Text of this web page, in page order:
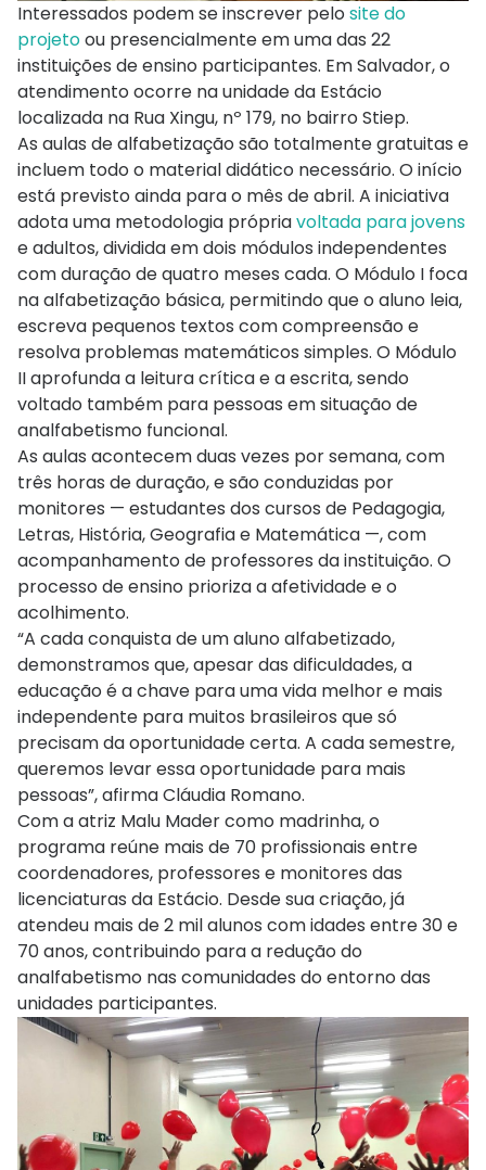
Interessados podem se inscrever pelo site do
projetoou presencialmente em uma das 22
instituições de ensino participantes. Em Salvador, o
atendimento ocorre na unidade da Estácio
localizada na Rua Xingu, nº 179, no bairro Stiep.
As aulas de alfabetização são totalmente gratuitas e
incluem todo o material didático necessário. O início
está previsto ainda para o mês de abril. A iniciativa
adota uma metodologia própriavoltada para jovens
e adultos, dividida em dois módulos independentes
com duração de quatro meses cada. O Módulo I foca
na alfabetização básica, permitindo que o aluno leia,
escreva pequenos textos com compreensão e
resolva problemas matemáticos simples. O Módulo
II aprofunda a leitura crítica e a escrita, sendo
voltado também para pessoas em situação de
analfabetismo funcional.
As aulas acontecem duas vezes por semana, com
três horas de duração, e são conduzidas por
monitores — estudantes dos cursos de Pedagogia,
Letras, História, Geografia e Matemática —, com
acompanhamento de professores da instituição. O
processo de ensino prioriza a afetividade e o
acolhimento.
“A cada conquista de um aluno alfabetizado,
demonstramos que, apesar das dificuldades, a
educação é a chave para uma vida melhor e mais
independente para muitos brasileiros que só
precisam da oportunidade certa. A cada semestre,
queremos levar essa oportunidade para mais
pessoas”, afirma Cláudia Romano.
Com a atriz Malu Mader como madrinha, o
programa reúne mais de 70 profissionais entre
coordenadores, professores e monitores das
licenciaturas da Estácio. Desde sua criação, já
atendeu mais de 2 mil alunos com idades entre 30 e
70 anos, contribuindo para a redução do
analfabetismo nas comunidades do entorno das
unidades participantes.